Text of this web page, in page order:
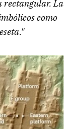
rectangular. La
como